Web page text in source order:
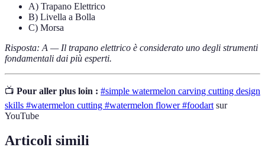
A) Trapano Elettrico
B) Livella a Bolla
C) Morsa
Risposta: A — Il trapano elettrico è considerato uno degli strumenti
fondamentali dai più esperti.
📺 Pour aller plus loin : #simple watermelon carving cutting design
skills #watermelon cutting #watermelon flower #foodart sur
YouTube
Articoli simili